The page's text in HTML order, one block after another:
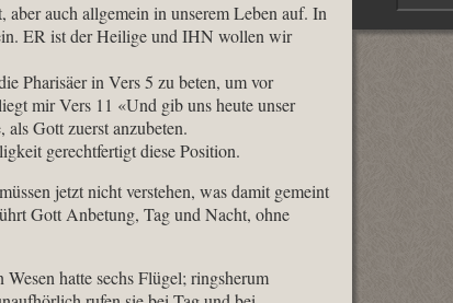
auch allgemein in unserem Leben auf. In
ER ist der Heilige und IHN wollen wir
Pharisäer in Vers 5 zu beten, um vor
mir Vers 11 «Und gib uns heute unser
Gott zuerst anzubeten.
gerechtfertigt diese Position.
jetzt nicht verstehen, was damit gemeint
Gott Anbetung, Tag und Nacht, ohne
hatte sechs Flügel; ringsherum